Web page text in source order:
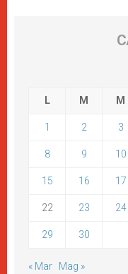
L M M
1 2 3
8 9 10
15 16 17
22 23 24
29 30
« Mar Mag »